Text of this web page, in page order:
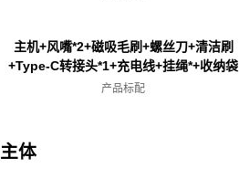
主机+风嘴*2+磁吸毛刷+螺丝刀+清洁刷
+Type-C转接头*1+充电线+挂绳*+收纳袋
产品标配
主体